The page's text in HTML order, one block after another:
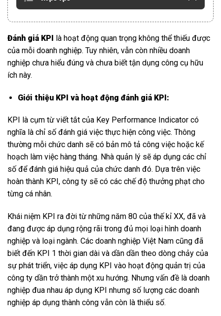
Đánh giá KPI là hoạt động quan trọng không thể thiếu được
của mỗi doanh nghiệp. Tuy nhiên, vẫn còn nhiều doanh
nghiệp chưa hiểu đúng và chưa biết tận dụng công cụ hữu
ích này.
Giới thiệu KPI và hoạt động đánh giá KPI:
KPI
là cụm từ viết tắt của Key Performance Indicator có
nghĩa là chỉ số đánh giá việc thực hiện công việc. Thông
thường mỗi chức danh sẽ có bản mô tả công việc hoặc kế
hoạch làm việc hàng tháng. Nhà quản lý sẽ áp dụng các chỉ
số để đánh giá hiệu quả của chức danh đó. Dựa trên việc
hoàn thành KPI, công ty sẽ có các chế độ thưởng phạt cho
từng cá nhân.
Khái niệm KPI ra đời từ những năm 80 của thế kỉ XX, đã và
đang được áp dụng rộng rãi trong đủ mọi loại hình doanh
nghiệp và loại ngành. Các doanh nghiệp Việt Nam cũng đã
biết đến KPI 1 thời gian dài và dần dần theo dòng chảy của
sự phát triển, việc áp dụng KPI vào hoạt động quản trị của
công ty dần trở thành một xu hướng. Nhưng vấn đề là doanh
nghiệp đua nhau áp dụng KPI nhưng số lượng các doanh
nghiệp áp dụng thành công vẫn còn là thiểu số.